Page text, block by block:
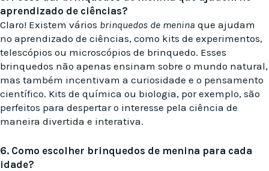
aprendizado de ciências?
Claro! Existem vários brinquedos de menina que ajudam
no aprendizado de ciências, como kits de experimentos,
telescópios ou microscópios de brinquedo. Esses
brinquedos não apenas ensinam sobre o mundo natural,
mas também incentivam a curiosidade e o pensamento
científico. Kits de química ou biologia, por exemplo, são
perfeitos para despertar o interesse pela ciência de
maneira divertida e interativa.
6. Como escolher brinquedos de menina para cada
idade?